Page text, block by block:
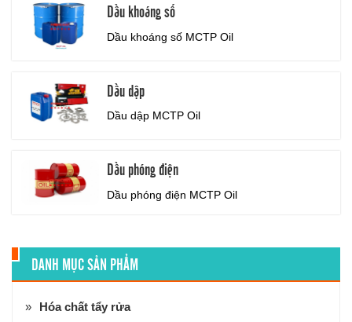
Dầu khoáng số
Dầu khoáng số MCTP Oil
Dầu dập
Dầu dập MCTP Oil
Dầu phóng điện
Dầu phóng điện MCTP Oil
DANH MỤC SẢN PHẨM
Hóa chất tẩy rửa